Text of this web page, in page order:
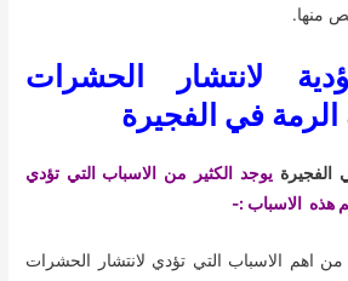
منها.
لانتشار الحشرات
في الفجيرة
يوجد الكثير من الاسباب التي تؤدي
هذه الاسباب :-
اهم الاسباب التي تؤدي لانتشار الحشرات